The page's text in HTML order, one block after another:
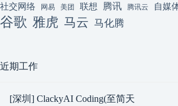
社交网络 网易 美团 联想 腾讯 腾讯云 自媒
谷歌 雅虎 马云 马化腾
近期工作
[深圳] ClackyAI Coding(至简天